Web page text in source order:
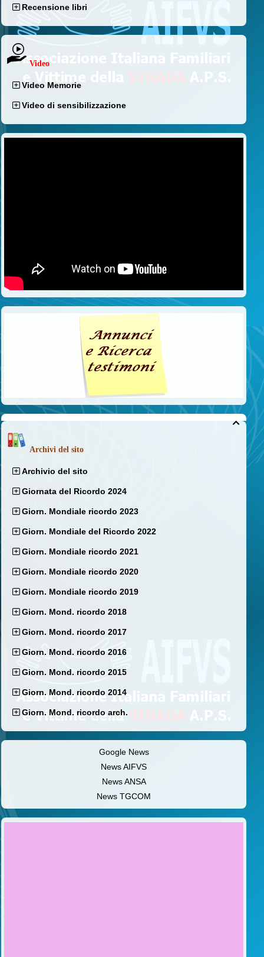
Recensione libri
Video
Video Memorie
Video di sensibilizzazione

Archivi del sito
Archivio del sito
Giornata del Ricordo 2024
Giorn. Mondiale ricordo 2023
Giorn. Mondiale del Ricordo 2022
Giorn. Mondiale ricordo 2021
Giorn. Mondiale ricordo 2020
Giorn. Mondiale ricordo 2019
Giorn. Mond. ricordo 2018
Giorn. Mond. ricordo 2017
Giorn. Mond. ricordo 2016
Giorn. Mond. ricordo 2015
Giorn. Mond. ricordo 2014
Giorn. Mond. ricordo arch.
Google News
News AIFVS
News ANSA
News TGCOM